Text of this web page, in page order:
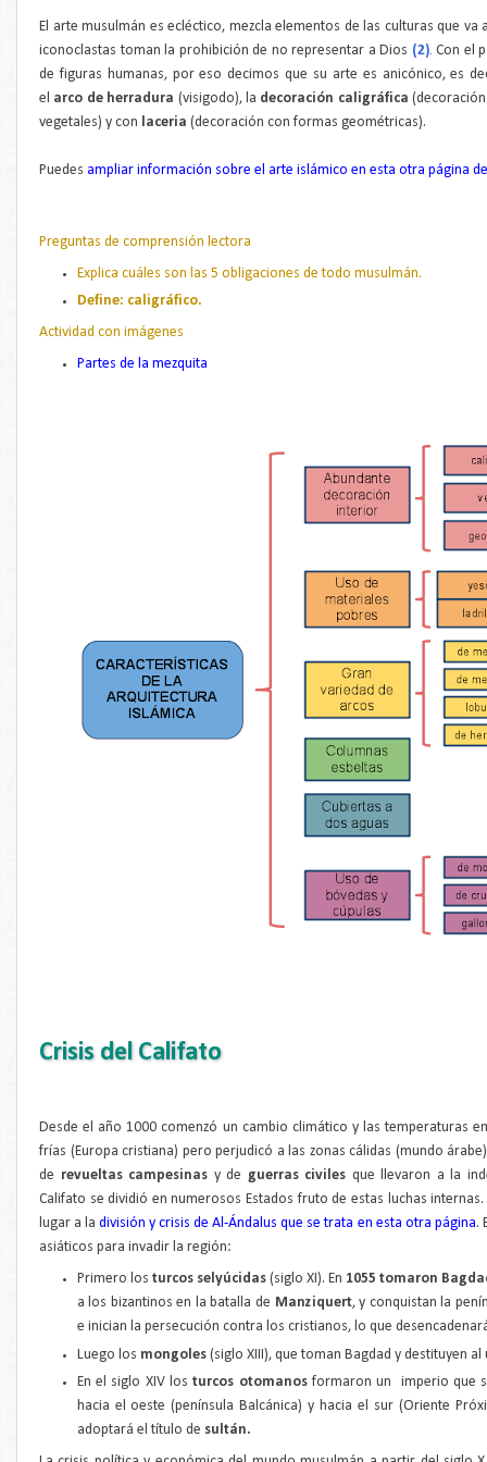
El arte musulmán es ecléctico, mezcla elementos de las culturas que
iconoclastas toman la prohibición de no representar a Dios (2). Con el
de figuras humanas, por eso decimos que su arte es anicónico, es
el arco de herradura (visigodo), la decoración caligráfica
vegetales) y con
laceria (decoración con formas geométricas).
Puedes ampliar información sobre el arte islámico en esta otra página
Preguntas de comprensión lectora
Explica cuáles son las 5 obligaciones de todo musulmán.
Define: caligráfico.
Actividad con imágenes
Partes de la mezquita
Crisis del Califato
Desde el año 1000 comenzó un cambio climático y las temperaturas
frías (Europa cristiana) pero perjudicó a las zonas cálidas (mundo
de
revueltas campesinas y de guerras civiles que llevaron a la
Califato se dividió en numerosos Estados fruto de estas luchas
lugar a ladivisión y crisis de Al-Ándalus que se trata en esta otra página.
asiáticos para invadir la región:
Primero los turcos selyúcidas(siglo XI). En 1055 tomaron
a los bizantinos en la batalla de Manziquert, y conquistan la
e inician la persecución contra los cristianos, lo que
Luego los mongoles (siglo XIII), que toman Bagdad y destituyen
En el siglo XIV losturcos otomanosformaron un imperio que
hacia el oeste (península Balcánica) y hacia el sur (Oriente
adoptará el título de sultán.